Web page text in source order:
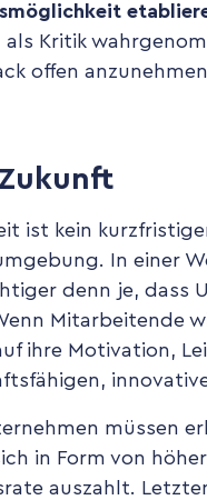
Kritik
offen
ist kein
In einer
denn je, dass
Mitarbeitende
ihre Motivation,
müssen
in Form von
auszahlt.